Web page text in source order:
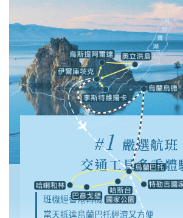
#1 嚴選航班
交通工具多重體
班機經香港轉機
當天抵達烏蘭巴托經濟又方便